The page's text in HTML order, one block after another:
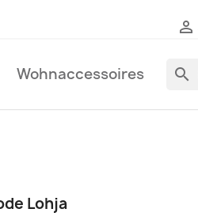

Wohnaccessoires search
Lohja